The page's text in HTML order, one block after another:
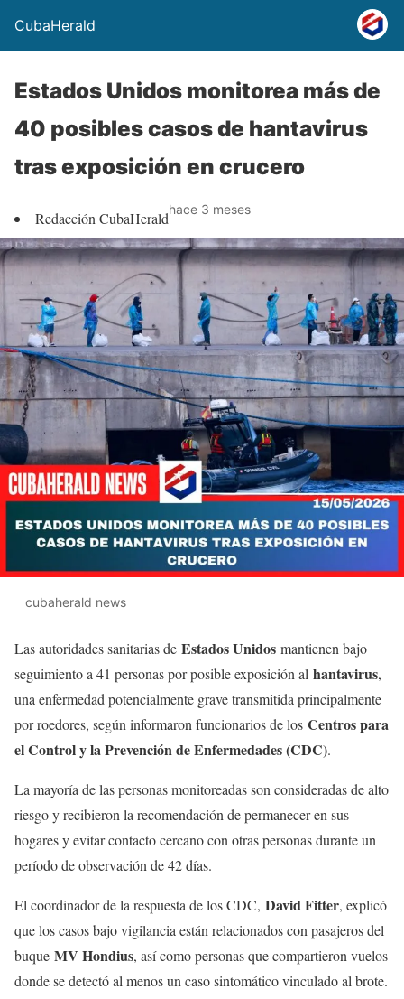
CubaHerald
Estados Unidos monitorea más de
40 posibles casos de hantavirus
tras exposición en crucero
Redacción CubaHeraldhace 3 meses
cubaherald news
Las autoridades sanitarias de Estados Unidos mantienen bajo
seguimiento a 41 personas por posible exposición al hantavirus,
una enfermedad potencialmente grave transmitida principalmente
por roedores, según informaron funcionarios de los Centros para
el Control y la Prevención de Enfermedades (CDC).
La mayoría de las personas monitoreadas son consideradas de alto
riesgo y recibieron la recomendación de permanecer en sus
hogares y evitar contacto cercano con otras personas durante un
período de observación de 42 días.
El coordinador de la respuesta de los CDC, David Fitter, explicó
que los casos bajo vigilancia están relacionados con pasajeros del
buque MV Hondius, así como personas que compartieron vuelos
donde se detectó al menos un caso sintomático vinculado al brote.